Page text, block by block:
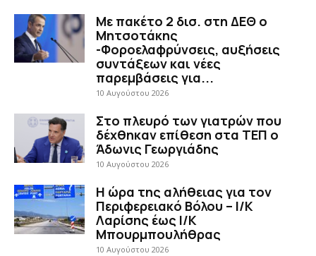
Με πακέτο 2 δισ. στη ΔΕΘ ο
Μητσοτάκης
-Φοροελαφρύνσεις, αυξήσεις
συντάξεων και νέες
παρεμβάσεις για...
10 Αυγούστου 2026
Στο πλευρό των γιατρών που
δέχθηκαν επίθεση στα ΤΕΠ ο
Άδωνις Γεωργιάδης
10 Αυγούστου 2026
H ώρα της αλήθειας για τον
Περιφερειακό Βόλου – Ι/Κ
Λαρίσης έως Ι/Κ
Μπουρμπουλήθρας
10 Αυγούστου 2026